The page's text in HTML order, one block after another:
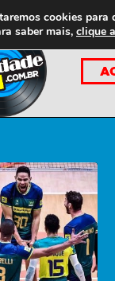
cookies
saber mais, clique